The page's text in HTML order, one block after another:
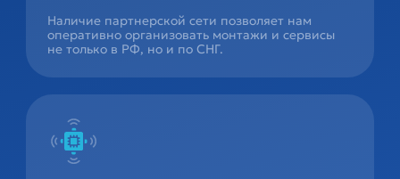
Наличие партнерской сети позволяет нам
оперативно организовать монтажи и сервисы
не только в РФ, но и по СНГ.